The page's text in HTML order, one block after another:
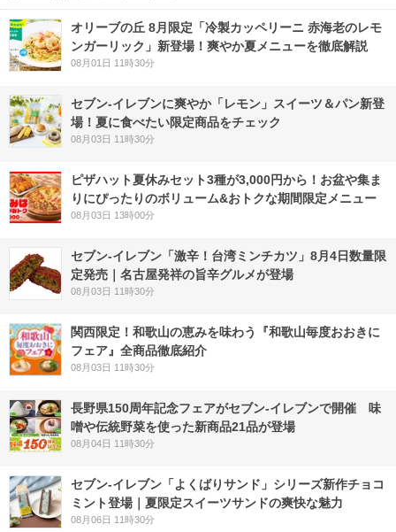
オリーブの丘 8月限定「冷製カッペリーニ 赤海老のレモ
ンガーリック」新登場！爽やか夏メニューを徹底解説
08月01日 11時30分
セブン‐イレブンに爽やか「レモン」スイーツ＆パン新登
場！夏に食べたい限定商品をチェック
08月03日 11時30分
ピザハット夏休みセット3種が3,000円から！お盆や集ま
りにぴったりのボリューム&おトクな期間限定メニュー
08月03日 13時00分
セブン-イレブン「激辛！台湾ミンチカツ」8月4日数量限
定発売｜名古屋発祥の旨辛グルメが登場
08月03日 11時30分
関西限定！和歌山の恵みを味わう『和歌山毎度おおきに
フェア』全商品徹底紹介
08月03日 11時30分
長野県150周年記念フェアがセブン-イレブンで開催 味
噌や伝統野菜を使った新商品21品が登場
08月04日 11時30分
セブン‐イレブン「よくばりサンド」シリーズ新作チョコ
ミント登場｜夏限定スイーツサンドの爽快な魅力
08月06日 11時30分